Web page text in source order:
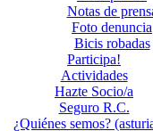
Notas de
Foto denuncia
Bicis robadas
Participa!
Actividades
Hazte Socio/a
Seguro R.C.
¿Quiénes semos?